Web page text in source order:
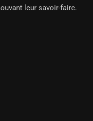
leur savoir-faire.